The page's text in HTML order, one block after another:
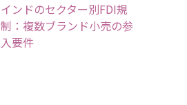
インドのセクター別FDI規
制：複数ブランド小売の参
入要件